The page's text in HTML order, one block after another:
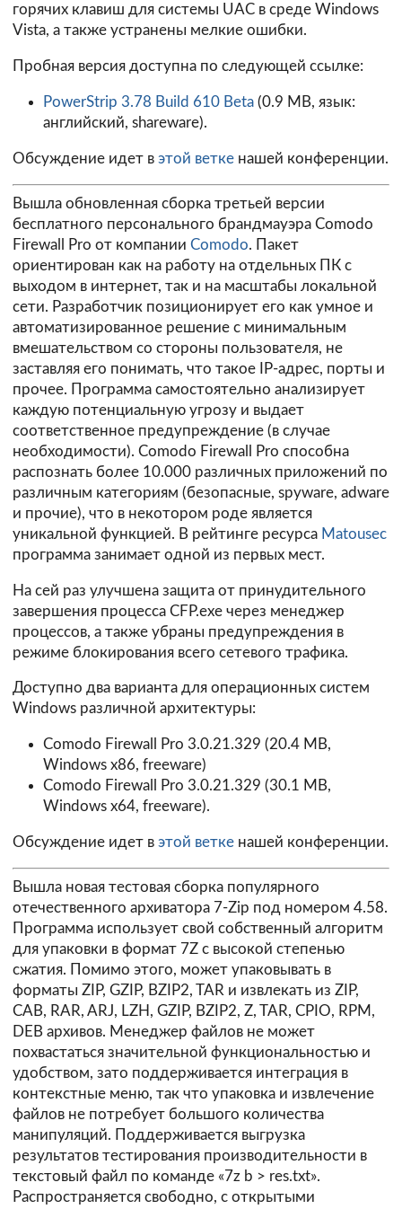
горячих клавиш для системы UAC в среде Windows
Vista, а также устранены мелкие ошибки.
Пробная версия доступна по следующей ссылке:
PowerStrip 3.78 Build 610 Beta(0.9 MB, язык:
английский, shareware).
Обсуждение идет в этой ветке нашей конференции.
Вышла обновленная сборка третьей версии
бесплатного персонального брандмауэра Comodo
Firewall Pro от компании Comodo. Пакет
ориентирован как на работу на отдельных ПК с
выходом в интернет, так и на масштабы локальной
сети. Разработчик позиционирует его как умное и
автоматизированное решение с минимальным
вмешательством со стороны пользователя, не
заставляя его понимать, что такое IP-адрес, порты и
прочее. Программа самостоятельно анализирует
каждую потенциальную угрозу и выдает
соответственное предупреждение (в случае
необходимости). Comodo Firewall Pro способна
распознать более 10.000 различных приложений по
различным категориям (безопасные, spyware, adware
и прочие), что в некотором роде является
уникальной функцией. В рейтинге ресурса Matousec
программа занимает одной из первых мест.
На сей раз улучшена защита от принудительного
завершения процесса CFP.exe через менеджер
процессов, а также убраны предупреждения в
режиме блокирования всего сетевого трафика.
Доступно два варианта для операционных систем
Windows различной архитектуры:
Comodo Firewall Pro 3.0.21.329 (20.4 MB,
Windows x86, freeware)
Comodo Firewall Pro 3.0.21.329 (30.1 MB,
Windows x64, freeware).
Обсуждение идет в этой ветке нашей конференции.
Вышла новая тестовая сборка популярного
отечественного архиватора 7-Zip под номером 4.58.
Программа использует свой собственный алгоритм
для упаковки в формат 7Z с высокой степенью
сжатия. Помимо этого, может упаковывать в
форматы ZIP, GZIP, BZIP2, TAR и извлекать из ZIP,
CAB, RAR, ARJ, LZH, GZIP, BZIP2, Z, TAR, CPIO, RPM,
DEB архивов. Менеджер файлов не может
похвастаться значительной функциональностью и
удобством, зато поддерживается интеграция в
контекстные меню, так что упаковка и извлечение
файлов не потребует большого количества
манипуляций. Поддерживается выгрузка
результатов тестирования производительности в
текстовый файл по команде «7z b > res.txt».
Распространяется свободно, с открытыми